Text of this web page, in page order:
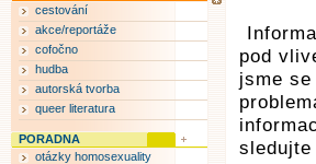
pod
jsme
cestování
akce/reportáže
cofočno
hudba
autorská tvorba
queer literatura
PORADNA
otázky homosexuality